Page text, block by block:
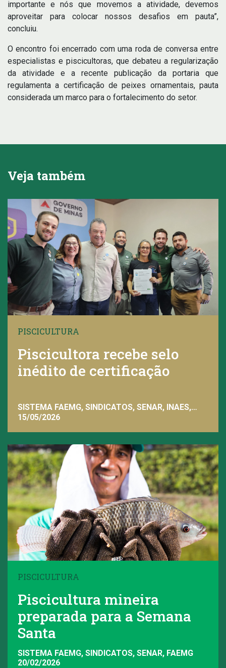
importante e nós que movemos a atividade, devemos
aproveitar para colocar nossos desafios em pauta”,
concluiu.
O encontro foi encerrado com uma roda de conversa entre
especialistas e piscicultoras, que debateu a regularização
da atividade e a recente publicação da portaria que
regulamenta a certificação de peixes ornamentais, pauta
considerada um marco para o fortalecimento do setor.
Veja também
PISCICULTURA
Piscicultora recebe selo
inédito de certificação
SISTEMA FAEMG, SINDICATOS, SENAR, INAES,
FAEMG
15/05/2026
PISCICULTURA
Piscicultura mineira
preparada para a Semana
Santa
SISTEMA FAEMG, SINDICATOS, SENAR, FAEMG
20/02/2026